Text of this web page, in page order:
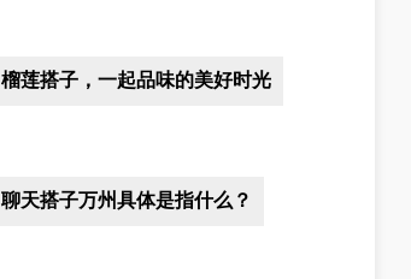
榴莲搭子，一起品味的美好时光
聊天搭子万州具体是指什么？